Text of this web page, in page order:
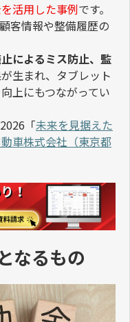
活用した事例です。
客情報や整備履歴の
によるミス防止、監
生まれ、タブレット
上にもつながってい
2026 「未来を見据えた
動車株式会社（東京都
なるもの